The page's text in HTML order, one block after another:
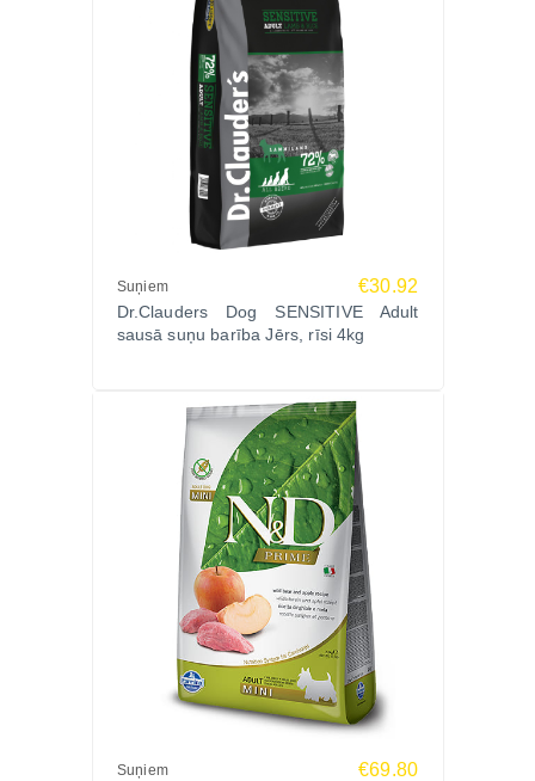
Suņiem €30.92
Dr.Clauders Dog SENSITIVE Adult
sausā suņu barība Jērs, rīsi 4kg
Suņiem €69.80